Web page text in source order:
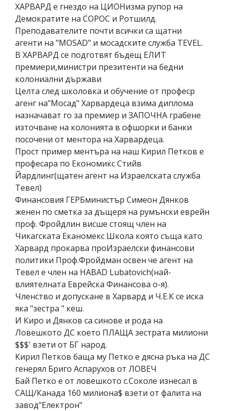
ХАРВАРД е гнездо на ЦИОНизма рупор на
Демократите на СОРОС и Ротшилд.
Преподавателите почти всички са щатни
агенти на "MOSAD" и мосадските служба ТEVEL.
В ХАРВАРД се подготвят бъдещ ЕЛИТ
премиери,министри презитенти на бедни
колониални държави
Целта след школовка и обучение от професр
агенг на"Мосад" Харвардеца взима диплома
назначават го за премиер и ЗАПОЧНА грабене
източване на колонията в офшорки и банки
посочени от ментора на Харвардеца.
Прост пример ментъра на наш Кирил Петков е
професара по Економикс Стийв
Йардлинг(щатен агент на Израелската служба
Тевел)
Финансовия ГЕРБминистър Симеон Дянков
женен по сметка за дъщеря на румънски еврейн
проф. Фройдлин висше стоящ член на
Чикагската Еканомекс Школа която съща като
Харвард прокарва проИзраелски финансови
политики Проф.Фройдман освен че агент на
Тевел е член на HABAD Lubatovich(най-
влиятелната Еврейска Финансова о-я).
Членство и допускане в Харвард и Ч.Е.К се иска
яка "зестра " кеш.
И Киро и Дянков са синове и рода на
Ловешкото ДС което ПЛАЩА зестрата милиони
$$$' взети от БГ народ.
Кирил Петков баща му Петко е дясна ръка на ДС
генерял Бриго Аспарухов от ЛОВЕЧ
Бай Петко е от ловешкото с.Соколе изнесал в
САЩ/Канада 160 милиона$ взети от фалита на
завод"Електрон"